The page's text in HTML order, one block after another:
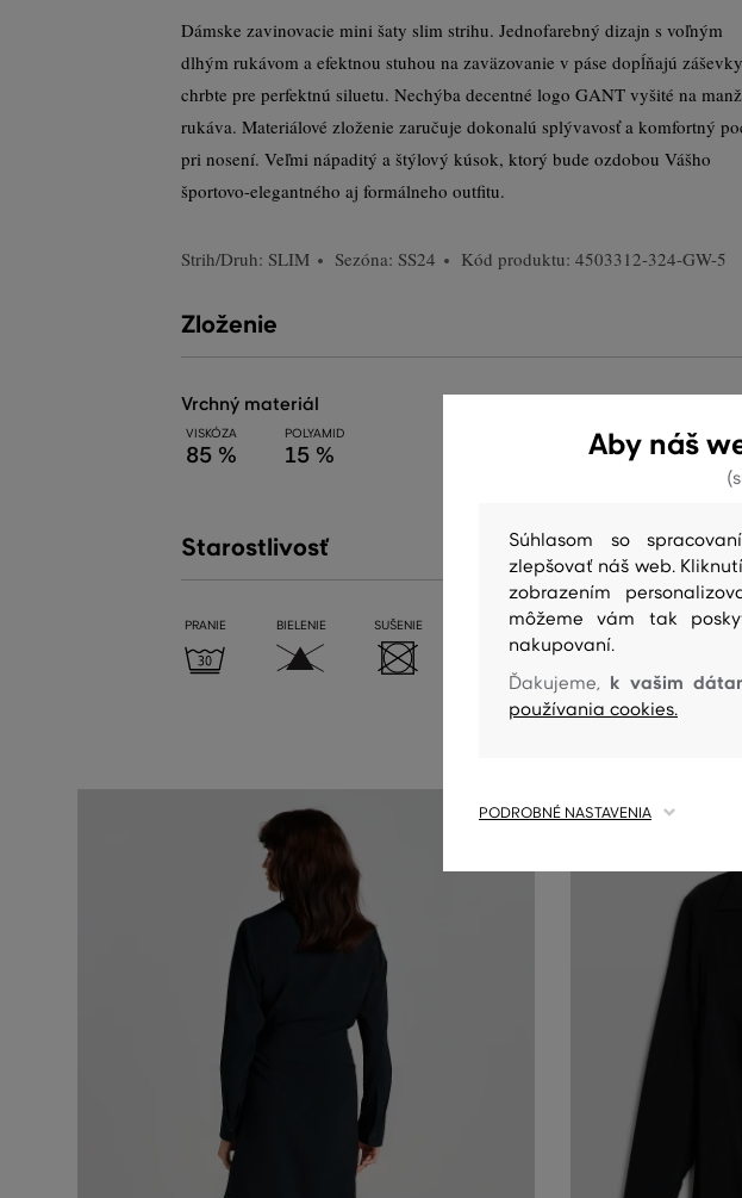
Dámske zavinovacie mini šaty slim strihu. Jednofarebný dizajn s voľným
dlhým rukávom a efektnou stuhou na zaväzovanie v páse dopĺňajú
chrbte pre perfektnú siluetu. Nechýba decentné logo GANT vyšité na
rukáva. Materiálové zloženie zaručuje dokonalú splývavosť a komfortný
pri nosení. Veľmi nápaditý a štýlový kúsok, ktorý bude ozdobou Vášho
športovo-elegantného aj formálneho outfitu.
Strih/Druh: SLIM Sezóna: SS24 Kód produktu: 4503312-324-GW-5
Zloženie
vrchný materiál
VISKÓZA
85 %
POLYAMID
15 %
Starostlivosť
PRANIE BIELENIE SUŠENIE ŽEHLENIE ČISTENIE
Aby náš
Súhlasom so
zlepšovať náš web.
zobrazením
môžeme vám tak
nakupovaní.
Ďakujeme, k vašim
používania cookies.
PODROBNÉ NASTAVENIA